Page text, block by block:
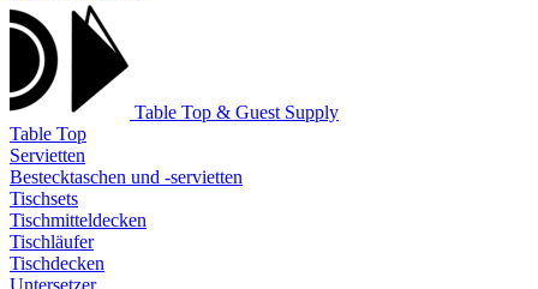
Table Top & Guest Supply
Table Top
Servietten
Bestecktaschen und -servietten
Tischsets
Tischmitteldecken
Tischläufer
Tischdecken